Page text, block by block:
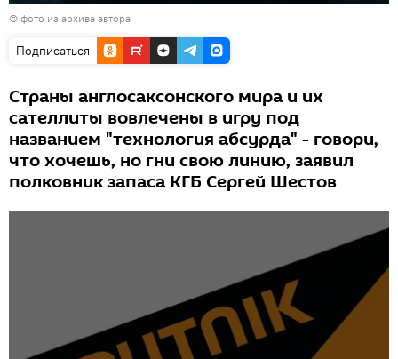
© фото из архива автора
Подписаться
Страны англосаксонского мира и их
сателлиты вовлечены в игру под
названием "технология абсурда" - говори,
что хочешь, но гни свою линию, заявил
полковник запаса КГБ Сергей Шестов